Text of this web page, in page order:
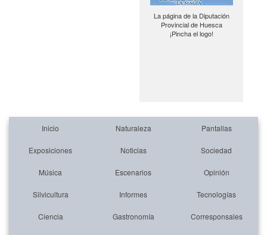
La página de la Diputación
Provincial de Huesca
¡Pincha el logo!
Inicio Naturaleza Pantallas
Exposiciones Noticias Sociedad
Música Escenarios Opinión
Silvicultura Informes Tecnologías
Ciencia Gastronomía Corresponsales